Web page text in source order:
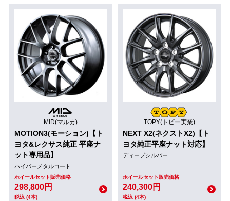
MID(マルカ)
MOTION3(モーション)【ト
ヨタ&レクサス純正 平座ナ
ット専用品】
ハイパーメタルコート
ホイールセット販売価格
298,800円
税込 (4本)
TOPY(トピー実業)
NEXT X2(ネクストX2)【ト
ヨタ純正平座ナット対応】
ディープシルバー
ホイールセット販売価格
240,300円
税込 (4本)